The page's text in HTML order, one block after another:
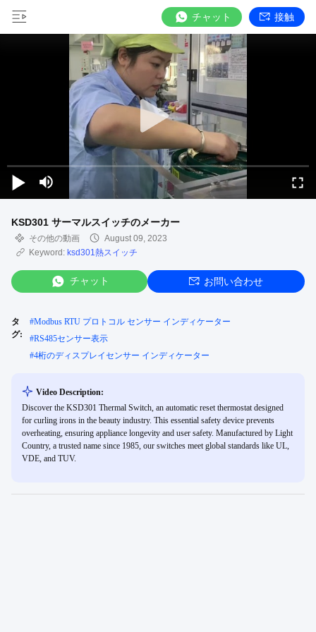
チャット 接触
KSD301 サーマルスイッチのメーカー
その他の動画
August 09, 2023
Keyword: ksd301熱スイッチ
チャット お問い合わせ
タ
グ:
#Modbus RTU プロトコル センサー インディケーター
#RS485センサー表示
#4桁のディスプレイセンサー インディケーター
Video Description:
Discover the KSD301 Thermal Switch, an automatic reset thermostat designed
for curling irons in the beauty industry. This essential safety device prevents
overheating, ensuring appliance longevity and user safety. Manufactured by Light
Country, a trusted name since 1985, our switches meet global standards like UL,
VDE, and TUV.